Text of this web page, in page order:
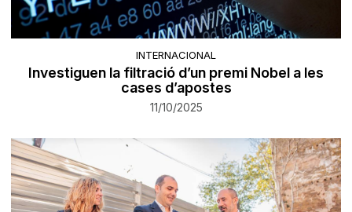
INTERNACIONAL
Investiguen la filtració d’un premi Nobel a les
cases d’apostes
11/10/2025